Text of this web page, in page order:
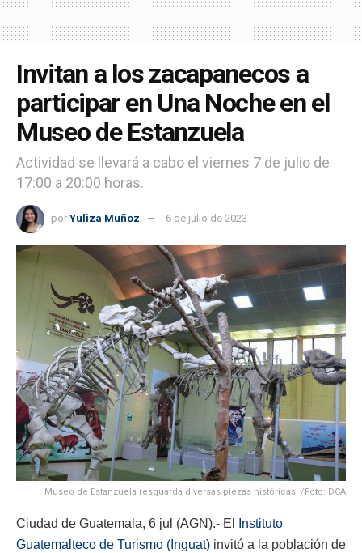
Invitan a los zacapanecos a
participar en Una Noche en el
Museo de Estanzuela
Actividad se llevará a cabo el viernes 7 de julio de
17:00 a 20:00 horas.
por Yuliza Muñoz 6 de julio de 2023
Museo de Estanzuela resguarda diversas piezas históricas. /Foto: DCA
Ciudad de Guatemala, 6 jul (AGN).- El
Instituto
Guatemalteco de Turismo (Inguat) invitó a la población de